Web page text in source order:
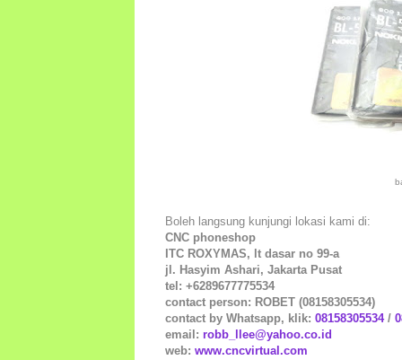
Boleh langsung kunjungi lokasi kami di:
CNC phoneshop
ITC ROXYMAS, lt dasar no 99-a
jl. Hasyim Ashari, Jakarta Pusat
tel: +6289677775534
contact person: ROBET (08158305534)
contact by Whatsapp, klik: 08158305534/
email: robb_llee@yahoo.co.id
web: www.cncvirtual.com